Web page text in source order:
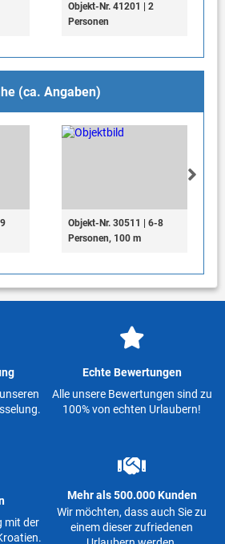
Objekt-Nr. 41201 | 2
Personen
(ca. Angaben)
Objekt-Nr. 30511 | 6-8
Personen, 100 m
Echte Bewertungen
Alle unsere Bewertungen sind zu
100% von echten Urlaubern!
mit der
Mehr als 500.000 Kunden
Wir möchten, dass auch Sie zu
einem dieser zufriedenen